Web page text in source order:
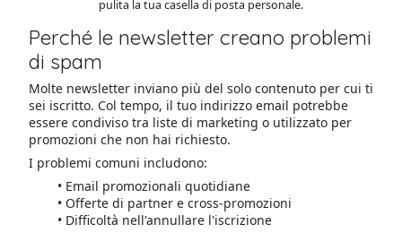
pulita la tua casella di posta personale.
Perché le newsletter creano problemi
di spam
Molte newsletter inviano più del solo contenuto per cui ti
sei iscritto. Col tempo, il tuo indirizzo email potrebbe
essere condiviso tra liste di marketing o utilizzato per
promozioni che non hai richiesto.
I problemi comuni includono:
Email promozionali quotidiane
Offerte di partner e cross-promozioni
Difficoltà nell'annullare l'iscrizione